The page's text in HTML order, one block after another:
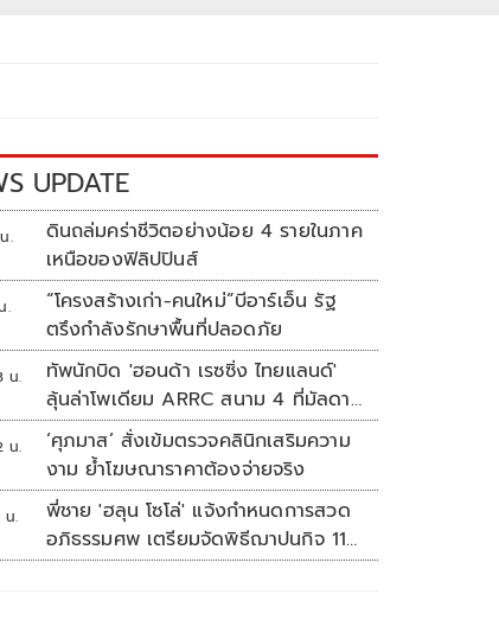
UPDATE
.
ดินถล่มคร่าชีวิตอย่างน้อย 4 รายในภาค
เหนือของฟิลิปปินส์
.
“โครงสร้างเก่า-คนใหม่”บีอาร์เอ็น รัฐ
ตรึงกำลังรักษาพื้นที่ปลอดภัย
น.
ทัพนักบิด 'ฮอนด้า เรซซิ่ง ไทยแลนด์'
ลุ้นล่าโพเดียม ARRC สนาม 4 ที่มัลดาลิ
กา
น.
‘ศุภมาส’ สั่งเข้มตรวจคลินิกเสริมความ
งาม ย้ำโฆษณาราคาต้องจ่ายจริง
น.
พี่ชาย 'ฮลุน โซโล่' แจ้งกำหนดการสวด
อภิธรรมศพ เตรียมจัดพิธีฌาปนกิจ 11
ส.ค.